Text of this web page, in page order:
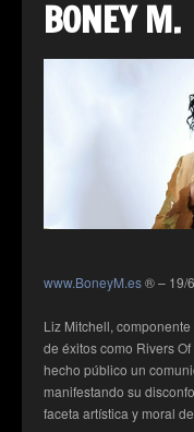
BONEY M.
www.BoneyM.es® – 19/
Liz Mitchell,
de éxitos como Rivers
hecho público un
manifestando su
faceta artística y moral